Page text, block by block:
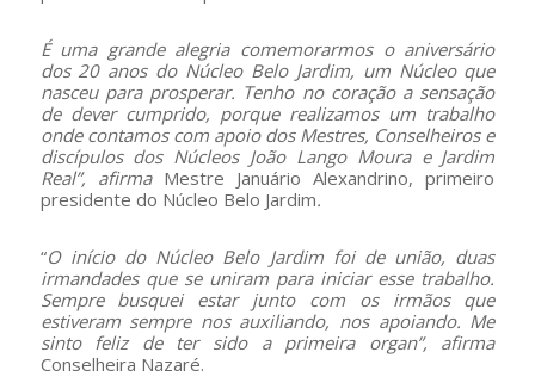
É uma grande alegria comemorarmos o aniversário
dos 20 anos do Núcleo Belo Jardim, um Núcleo que
nasceu para prosperar. Tenho no coração a sensação
de dever cumprido, porque realizamos um trabalho
onde contamos com apoio dos Mestres, Conselheiros e
discípulos dos Núcleos João Lango Moura e Jardim
Real”, afirma Mestre Januário Alexandrino, primeiro
presidente do Núcleo Belo Jardim.
“O início do Núcleo Belo Jardim foi de união, duas
irmandades que se uniram para iniciar esse trabalho.
Sempre busquei estar junto com os irmãos que
estiveram sempre nos auxiliando, nos apoiando. Me
sinto feliz de ter sido a primeira organ”, afirma
Conselheira Nazaré.